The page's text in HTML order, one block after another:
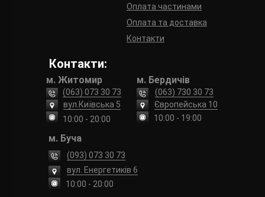
Оплата та доставка
Оплата частинами
Контакти
Контакти:
м. Житомир
вул.Київська 5
10:00 - 20:00
(063) 073 30 73
м. Бердичів
Європейська 10
10:00 - 19:00
(063) 730 30 73
м. Буча
вул. Енергетиків 6
(093) 073 30 73
10:00 - 20:00